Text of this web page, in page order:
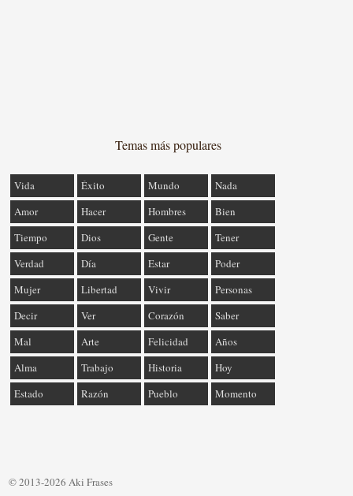
Temas más populares
Vida Éxito Mundo
Nada
Amor
Hacer Hombres
Bien
Tiempo
Dios Gente
Tener
Verdad
Día Estar
Poder
Mujer
Libertad Vivir
Personas
Decir
Ver Corazón
Saber
Mal
Arte Felicidad
Años
Alma
Trabajo Historia
Hoy
Estado
Razón Pueblo Momento
© 2013-2026 Aki Frases